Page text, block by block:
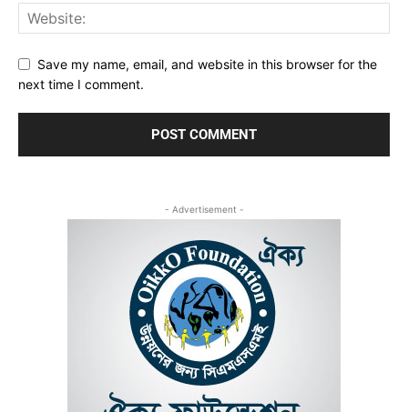
Save my name, email, and website in this browser for the
next time I comment.
- Advertisement -